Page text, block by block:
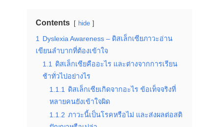
Contents hide
1
Dyslexia Awareness – ดิสเล็กเซียภาวะอ่าน
เขียนลำบากที่ต้องเข้าใจ
1.1
ดิสเล็กเซียคืออะไร และต่างจากการเรียน
ช้าทั่วไปอย่างไร
1.1.1
ดิสเล็กเซียเกิดจากอะไร ข้อเท็จจริงที่
หลายคนยังเข้าใจผิด
1.1.2 ภาวะนี้เป็นโรคหรือไม่ และส่งผลต่อสติ